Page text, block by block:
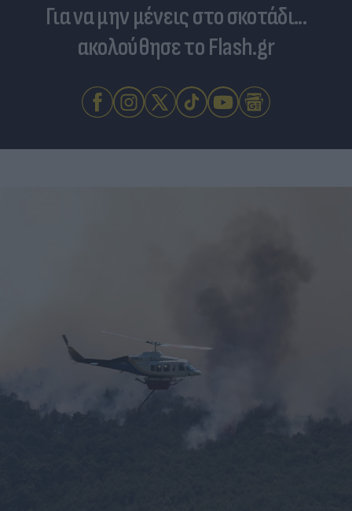
Για να μην μένεις στο σκοτάδι...
ακολούθησε το Flash.gr